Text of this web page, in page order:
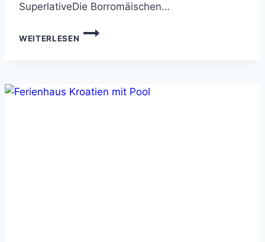
SuperlativeDie Borromäischen…
WEITERLESEN
PIEMONT:
HERZ